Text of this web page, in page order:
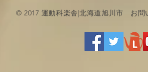
© 2017 運動科楽舎|北海道旭川市 お問